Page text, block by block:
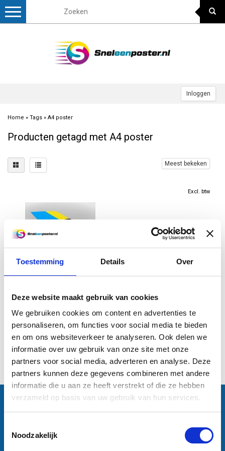
Toestemming Details Over
Deze website maakt gebruik van cookies
We gebruiken cookies om content en advertenties te
personaliseren, om functies voor social media te bieden
en om ons websiteverkeer te analyseren. Ook delen we
informatie over uw gebruik van onze site met onze
partners voor social media, adverteren en analyse. Deze
partners kunnen deze gegevens combineren met andere
informatie die u aan ze heeft verstrekt of die ze hebben
verzameld op basis van uw gebruik van hun services.
Noodzakelijk
Inloggen
Toggle
Home » Tags » A4 poster
Producten getagd met A4 poster
Meest bekeken
A4 poster (29,7 x 21 cm)
€2,50
Informatie
Excl. btw
1
Contactgegevens
Sneleenposter.nl
1771 PA Wieringerwerf